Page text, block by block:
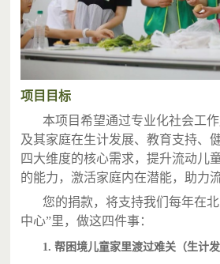
项目目标
本项目希望通过专业化社会工
及其家庭在生计发展、教育支持、
四大维度的核心需求，提升流动儿
的能力，激活家庭内在潜能，助力
您的捐款，将支持我们每年在
中心”里，做这四件事：
1. 帮困境儿童家里渡过难关（生计发